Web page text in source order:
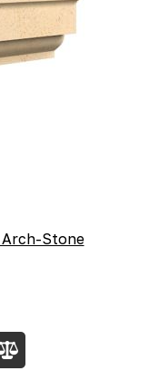
Stone